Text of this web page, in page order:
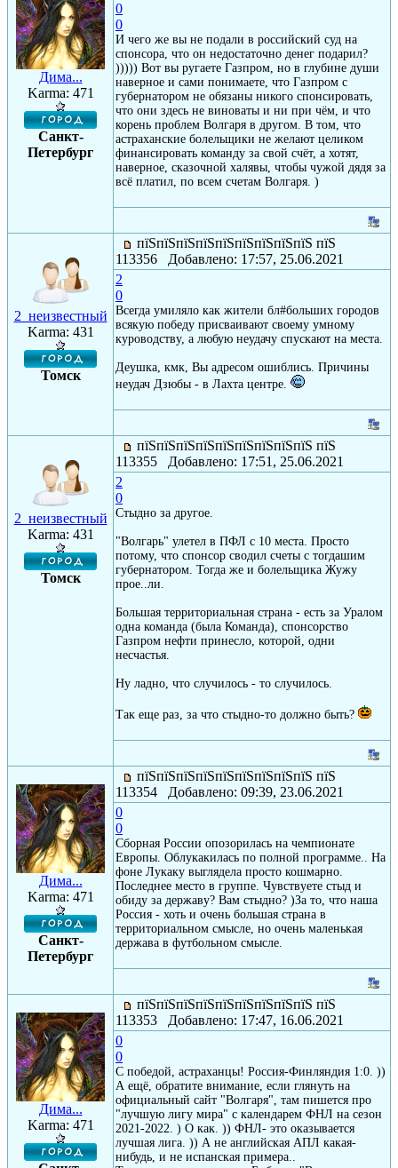
Дима...
Karma: 471
Санкт-
Петербург
0
0
И чего же вы не подали в российский суд на
спонсора, что он недостаточно денег подарил?
))))) Вот вы ругаете Газпром, но в глубине души
наверное и сами понимаете, что Газпром с
губернатором не обязаны никого спонсировать,
что они здесь не виноваты и ни при чём, и что
корень проблем Волгаря в другом. В том, что
астраханские болельщики не желают целиком
финансировать команду за свой счёт, а хотят,
наверное, сказочной халявы, чтобы чужой дядя за
всё платил, по всем счетам Волгаря. )
2_неизвестный
Karma: 431
Томск
пїЅпїЅпїЅпїЅпїЅпїЅпїЅпїЅпїЅ пїЅ
113356 Добавлено: 17:57, 25.06.2021
2
0
Всегда умиляло как жители бл#больших городов
всякую победу присваивают своему умному
куроводству, а любую неудачу спускают на места.
Деушка, кмк, Вы адресом ошиблись. Причины
неудач Дзюбы - в Лахта центре.
2_неизвестный
Karma: 431
Томск
пїЅпїЅпїЅпїЅпїЅпїЅпїЅпїЅпїЅ пїЅ
113355 Добавлено: 17:51, 25.06.2021
2
0
Стыдно за другое.
"Волгарь" улетел в ПФЛ с 10 места. Просто
потому, что спонсор сводил счеты с тогдашим
губернатором. Тогда же и болельщика Жужу
прое..ли.
Большая территориальная страна - есть за Уралом
одна команда (была Команда), спонсорство
Газпром нефти принесло, которой, одни
несчастья.
Ну ладно, что случилось - то случилось.
Так еще раз, за что стыдно-то должно быть?
Дима...
Karma: 471
Санкт-
Петербург
пїЅпїЅпїЅпїЅпїЅпїЅпїЅпїЅпїЅ пїЅ
113354 Добавлено: 09:39, 23.06.2021
0
0
Сборная России опозорилась на чемпионате
Европы. Облукакилась по полной программе.. На
фоне Лукаку выглядела просто кошмарно.
Последнее место в группе. Чувствуете стыд и
обиду за державу? Вам стыдно? )За то, что наша
Россия - хоть и очень большая страна в
территориальном смысле, но очень маленькая
держава в футбольном смысле.
Дима...
Karma: 471
пїЅпїЅпїЅпїЅпїЅпїЅпїЅпїЅпїЅ пїЅ
113353 Добавлено: 17:47, 16.06.2021
0
0
С победой, астраханцы! Россия-Финляндия 1:0. ))
А ещё, обратите внимание, если глянуть на
официальный сайт "Волгаря", там пишется про
"лучшую лигу мира" с календарем ФНЛ на сезон
2021-2022. ) О как. )) ФНЛ- это оказывается
лучшая лига. )) А не английская АПЛ какая-
нибудь, и не испанская примера..